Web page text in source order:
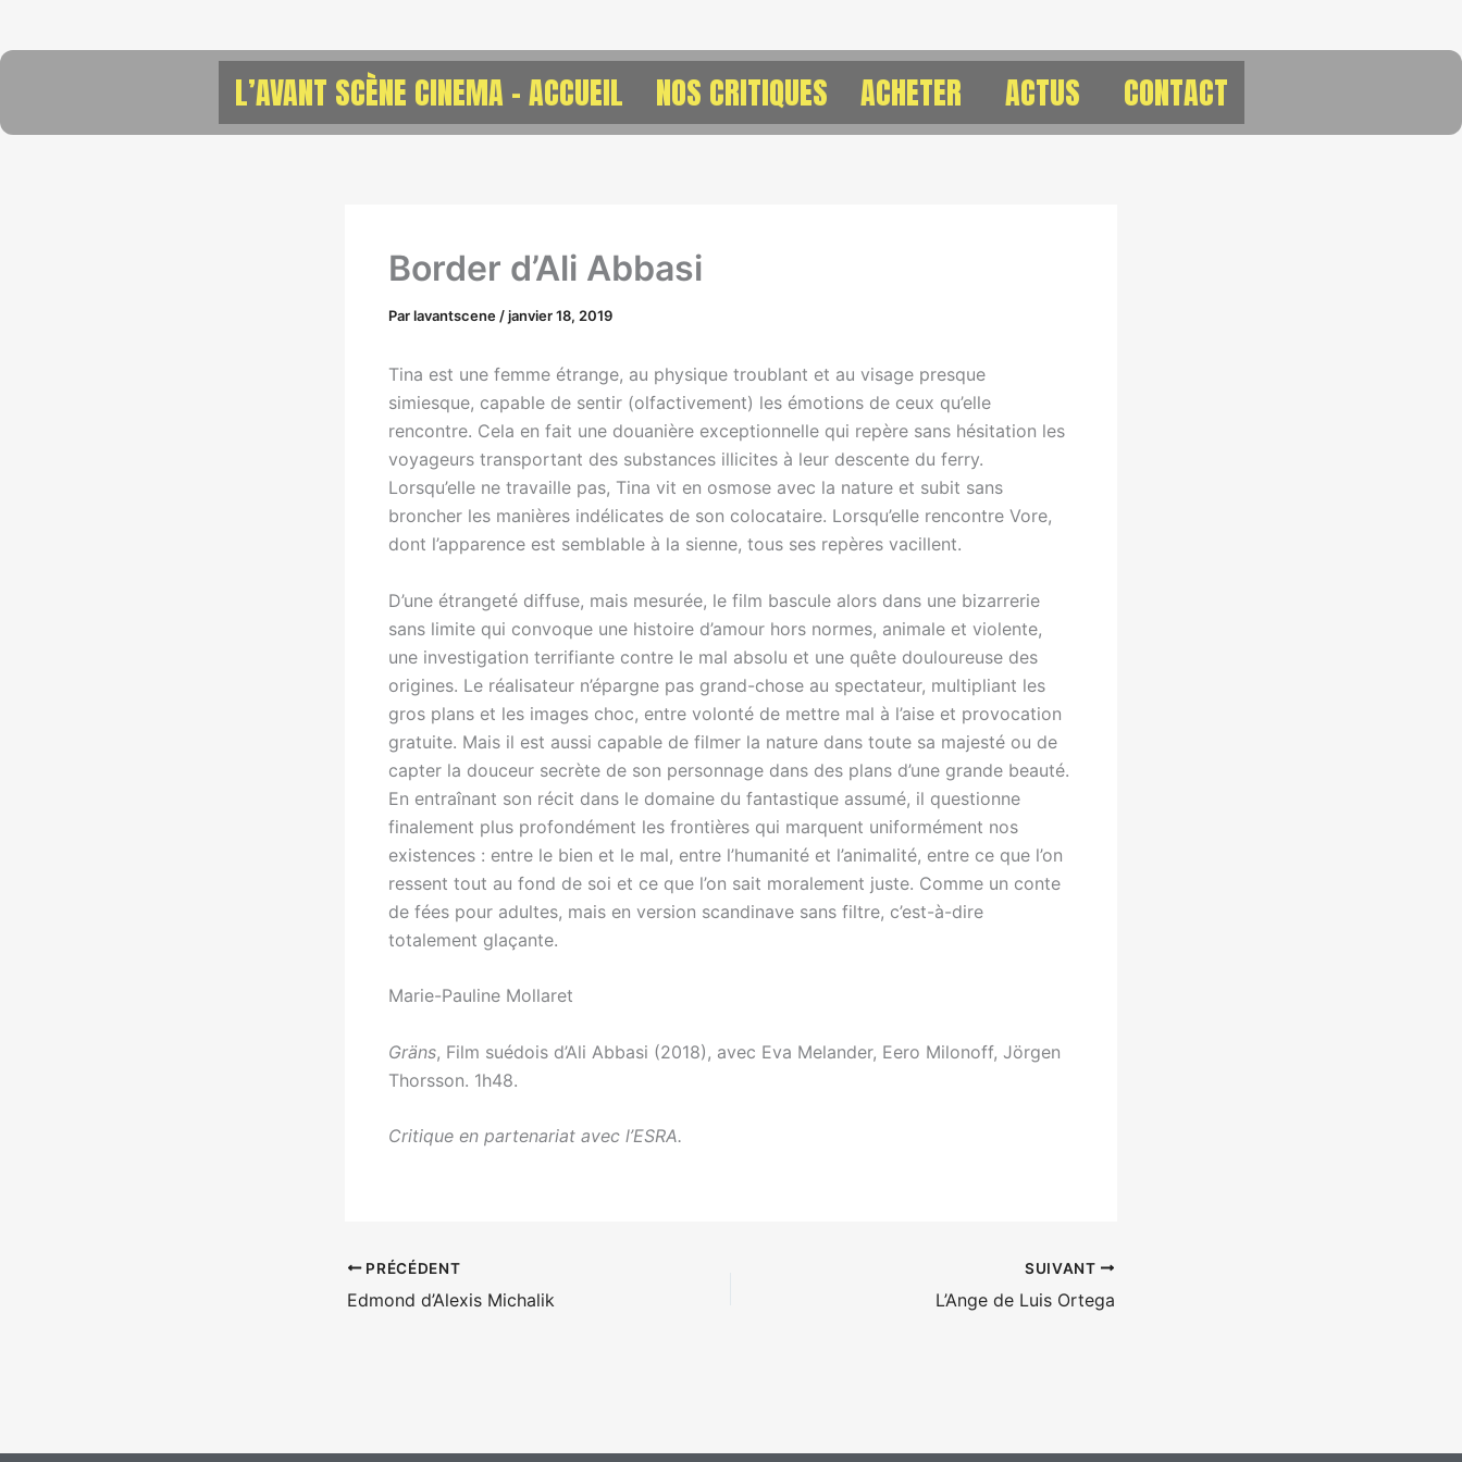
L’AVANT SCÈNE CINEMA – ACCUEIL NOS CRITIQUES ACHETER ACTUS CONTACT
Border d’Ali Abbasi
Parlavantscene /janvier 18, 2019
Tina est une femme étrange, au physique troublant et au visage presque
simiesque, capable de sentir (olfactivement) les émotions de ceux qu’elle
rencontre. Cela en fait une douanière exceptionnelle qui repère sans hésitation les
voyageurs transportant des substances illicites à leur descente du ferry.
Lorsqu’elle ne travaille pas, Tina vit en osmose avec la nature et subit sans
broncher les manières indélicates de son colocataire. Lorsqu’elle rencontre Vore,
dont l’apparence est semblable à la sienne, tous ses repères vacillent.
D’une étrangeté diffuse, mais mesurée, le film bascule alors dans une bizarrerie
sans limite qui convoque une histoire d’amour hors normes, animale et violente,
une investigation terrifiante contre le mal absolu et une quête douloureuse des
origines. Le réalisateur n’épargne pas grand-chose au spectateur, multipliant les
gros plans et les images choc, entre volonté de mettre mal à l’aise et provocation
gratuite. Mais il est aussi capable de filmer la nature dans toute sa majesté ou de
capter la douceur secrète de son personnage dans des plans d’une grande beauté.
En entraînant son récit dans le domaine du fantastique assumé, il questionne
finalement plus profondément les frontières qui marquent uniformément nos
existences : entre le bien et le mal, entre l’humanité et l’animalité, entre ce que l’on
ressent tout au fond de soi et ce que l’on sait moralement juste. Comme un conte
de fées pour adultes, mais en version scandinave sans filtre, c’est-à-dire
totalement glaçante.
Marie-Pauline Mollaret
Gräns, Film suédois d’Ali Abbasi (2018), avec Eva Melander, Eero Milonoff, Jörgen
Thorsson. 1h48.
Critique en partenariat avec l’ESRA.
PRÉCÉDENT
Edmond d’Alexis Michalik
SUIVANT
L’Ange de Luis Ortega